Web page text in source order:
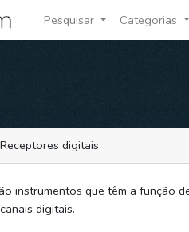
Pesquisar Categorias
digitais
instrumentos que têm a função
digitais.